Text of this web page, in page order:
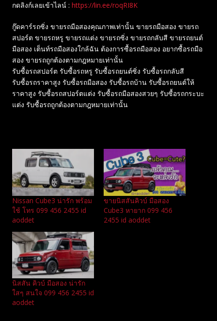
กดลิงก์เลยเข้าไลน์ : https://lin.ee/roqRI8K
กู๊ดคาร์รถซิ่ง ขายรถมือสองคุณภาพเท่านั้น ขายรถมือสอง ขายรถ
สปอร์ต ขายรถหรู ขายรถแต่ง ขายรถซิ่ง ขายรถกลับสี ขายรถยนต์
มือสอง เต็นท์รถมือสองใกล้ฉัน ต้องการซื้อรถมือสอง อยากซื้อรถมือ
สอง ขายรถถูกต้องตามกฎหมายเท่านั้น
รับซื้อรถสปอร์ต รับซื้อรถหรู รับซื้อรถยนต์ซิ่ง รับซื้อรถกลับสี
รับซื้อรถราคาสูง รับซื้อรถมือสอง รับซื้อรถบ้าน รับซื้อรถยนต์ให้
ราคาสูง รับซื้อรถสปอร์ตแต่ง รับซื้อรถมือสองสวยๆ รับซื้อรถกระบะ
แต่ง รับซื้อรถถูกต้องตามกฎหมายเท่านั้น
Nissan Cube3 น่ารัก พร้อม
ใช้ โทร 099 456 2455 id
aoddet
ขายนิสสันคิวบ์ มือสอง
Cube3 หายาก 099 456
2455 id aoddet
นิสสัน คิวบ์ มือสอง น่ารัก
ใสๆ สนใจ 099 456 2455 id
aoddet